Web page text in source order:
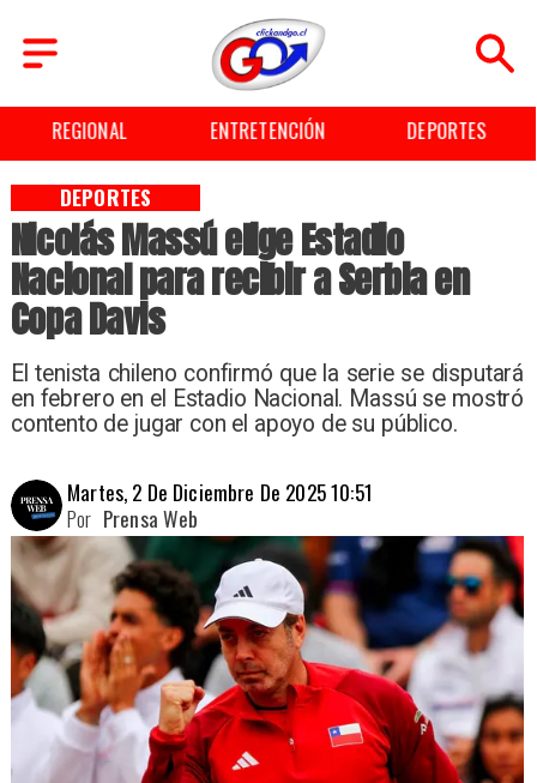
ENTRETENCIÓN DEPORTES CULTURA
Nicolás Massú elige Estadio
Nacional para recibir a Serbia en
Copa Davis
El tenista chileno confirmó que la serie se disputará
en febrero en el Estadio Nacional. Massú se mostró
contento de jugar con el apoyo de su público.
DEPORTES
Martes, 2 De Diciembre De 2025 10:51
Prensa Web
Por